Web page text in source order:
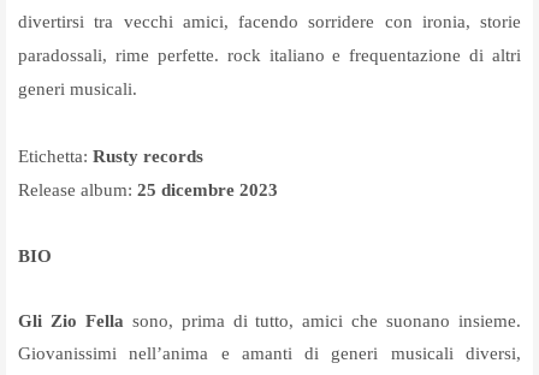
divertirsi tra vecchi amici, facendo sorridere con ironia, storie
paradossali, rime perfette. rock italiano e frequentazione di altri
generi musicali.
Etichetta: Rusty records
Release album: 25 dicembre 2023
BIO
Gli Zio Fella sono, prima di tutto, amici che suonano insieme.
Giovanissimi nell’anima e amanti di generi musicali diversi,